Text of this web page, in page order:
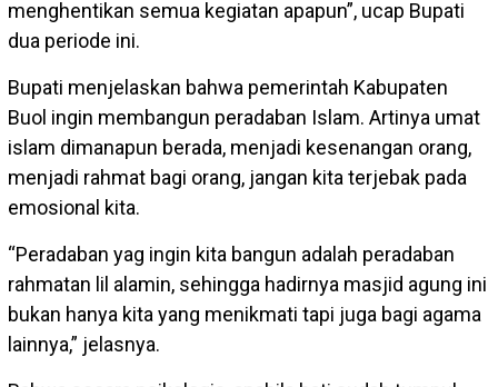
menghentikan semua kegiatan apapun”, ucap Bupati
dua periode ini.
Bupati menjelaskan bahwa pemerintah Kabupaten
Buol ingin membangun peradaban Islam. Artinya umat
islam dimanapun berada, menjadi kesenangan orang,
menjadi rahmat bagi orang, jangan kita terjebak pada
emosional kita.
“Peradaban yag ingin kita bangun adalah peradaban
rahmatan lil alamin, sehingga hadirnya masjid agung ini
bukan hanya kita yang menikmati tapi juga bagi agama
lainnya,” jelasnya.